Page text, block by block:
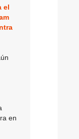
el
en